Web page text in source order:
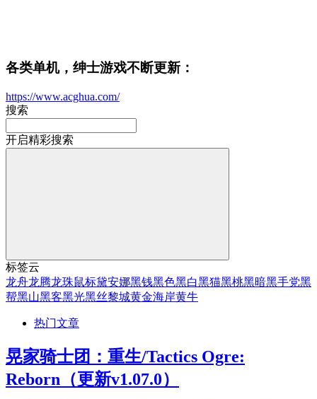
各类单机，绅士游戏不断更新：
https://www.acghua.com/
搜索
开启精彩搜索
标签云
龙舟龙腾龙珠鼠标黛安娜黑钱黑色黑白黑猫黑桃黑暗黑手党黑
帮黑山黑客黑光黑丝黎城黄金海岸黄牛
热门文章
晃家骑士团：重生/Tactics Ogre:
Reborn（更新v1.07.0）